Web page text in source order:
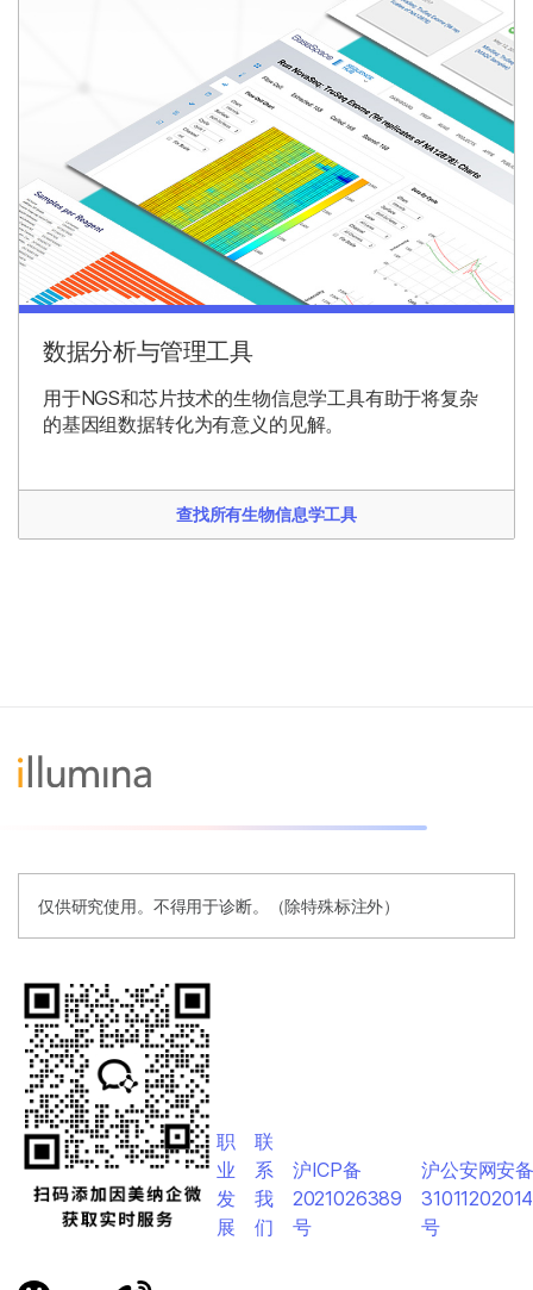
数据分析与管理工具
用于NGS和芯片技术的生物信息学工具有助于将复杂
的基因组数据转化为有意义的见解。
查找所有生物信息学工具
仅供研究使用。不得用于诊断。（除特殊标注外）
职
业
发
展
联
系
我
们
沪ICP备
2021026389
号
沪公安网安
号